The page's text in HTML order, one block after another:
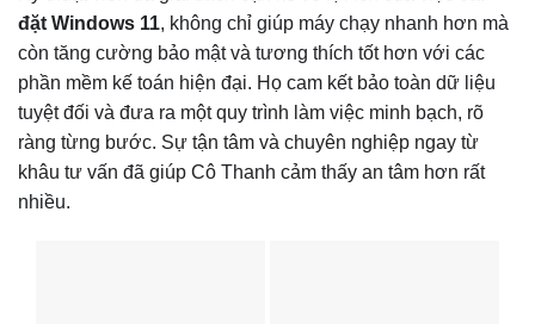
đặt Windows 11, không chỉ giúp máy chạy nhanh hơn mà
còn tăng cường bảo mật và tương thích tốt hơn với các
phần mềm kế toán hiện đại. Họ cam kết bảo toàn dữ liệu
tuyệt đối và đưa ra một quy trình làm việc minh bạch, rõ
ràng từng bước. Sự tận tâm và chuyên nghiệp ngay từ
khâu tư vấn đã giúp Cô Thanh cảm thấy an tâm hơn rất
nhiều.